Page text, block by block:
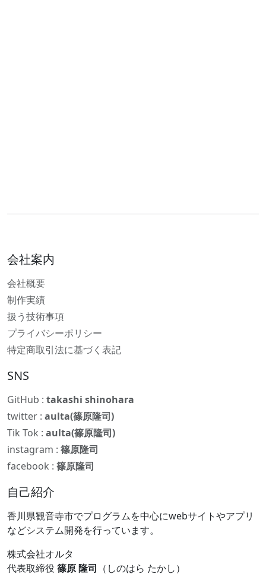
会社案内
会社概要
制作実績
扱う技術事項
プライバシーポリシー
特定商取引法に基づく表記
SNS
GitHub : takashi shinohara
twitter : aulta(篠原隆司)
Tik Tok : aulta(篠原隆司)
instagram : 篠原隆司
facebook : 篠原隆司
自己紹介
香川県観音寺市でプログラムを中心にwebサイトやアプリ
などシステム開発を行っています。
株式会社オルタ
代表取締役 篠原 隆司 （しのはら たかし）